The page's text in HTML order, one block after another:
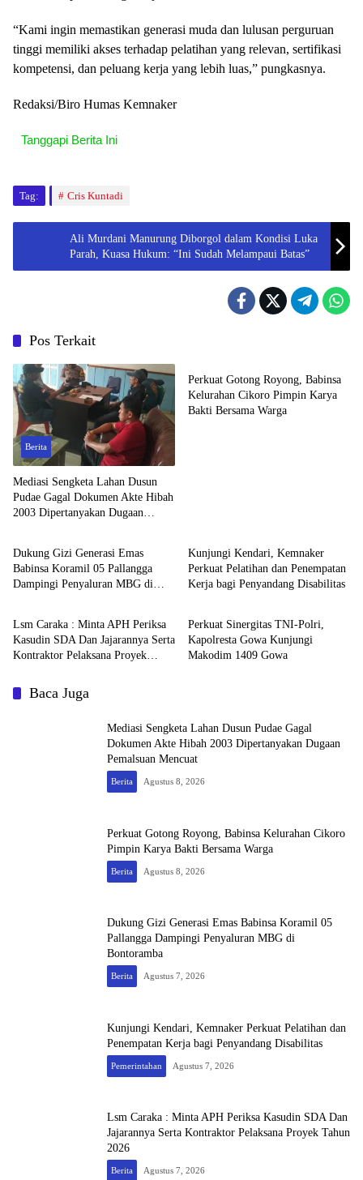
“Kami ingin memastikan generasi muda dan lulusan perguruan
tinggi memiliki akses terhadap pelatihan yang relevan, sertifikasi
kompetensi, dan peluang kerja yang lebih luas,” pungkasnya.
Redaksi/Biro Humas Kemnaker
Tanggapi Berita Ini
Tag: Cris Kuntadi
Ali Murdani Manurung Diborgol dalam Kondisi Luka
Parah, Kuasa Hukum: “Ini Sudah Melampaui Batas”
Pos Terkait
Berita
Mediasi Sengketa Lahan Dusun
Pudae Gagal Dokumen Akte Hibah
2003 Dipertanyakan Dugaan
Perkuat Gotong Royong, Babinsa
Kelurahan Cikoro Pimpin Karya
Bakti Bersama Warga
Berita
Dukung Gizi Generasi Emas
Babinsa Koramil 05 Pallangga
Dampingi Penyaluran MBG di
Kunjungi Kendari, Kemnaker
Perkuat Pelatihan dan Penempatan
Kerja bagi Penyandang Disabilitas
Berita
Lsm Caraka : Minta APH Periksa
Kasudin SDA Dan Jajarannya Serta
Kontraktor Pelaksana Proyek
Berita
Perkuat Sinergitas TNI-Polri,
Kapolresta Gowa Kunjungi
Makodim 1409 Gowa
Baca Juga
Mediasi Sengketa Lahan Dusun Pudae Gagal
Dokumen Akte Hibah 2003 Dipertanyakan Dugaan
Pemalsuan Mencuat
Berita Agustus 8, 2026
Perkuat Gotong Royong, Babinsa Kelurahan Cikoro
Pimpin Karya Bakti Bersama Warga
Berita Agustus 8, 2026
Dukung Gizi Generasi Emas Babinsa Koramil 05
Pallangga Dampingi Penyaluran MBG di
Bontoramba
Berita Agustus 7, 2026
Kunjungi Kendari, Kemnaker Perkuat Pelatihan dan
Penempatan Kerja bagi Penyandang Disabilitas
Pemerintahan Agustus 7, 2026
Lsm Caraka : Minta APH Periksa Kasudin SDA Dan
Jajarannya Serta Kontraktor Pelaksana Proyek Tahun
2026
Berita Agustus 7, 2026